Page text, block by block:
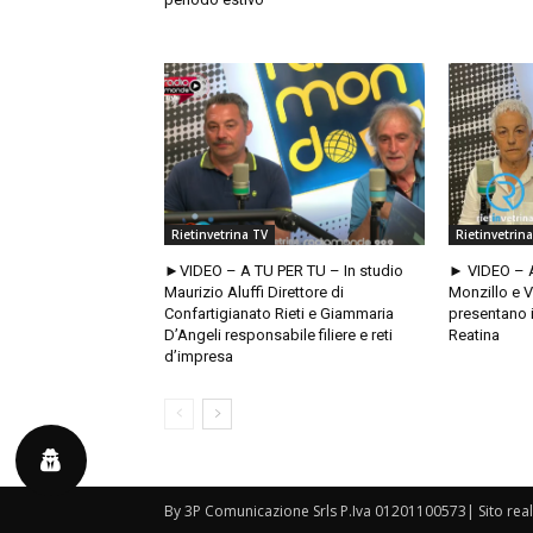
Rietinvetrina TV
►VIDEO – A TU PER TU – In studio
Maurizio Aluffi Direttore di
Confartigianato Rieti e Giammaria
D’Angeli responsabile filiere e reti
d’impresa
► VIDEO –
Monzillo e
presentano
Reatina
By 3P Comunicazione Srls P.Iva 01201100573| Sito